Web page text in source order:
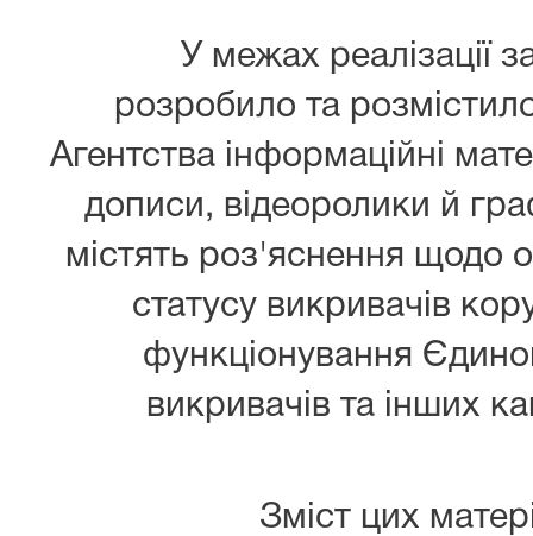
У межах реалізації
розробило та
Агентства інформаційні
дописи, відеоролики й
містять роз'яснення щодо
статусу викривачів
функціонування
викривачів та інших
Зміст цих